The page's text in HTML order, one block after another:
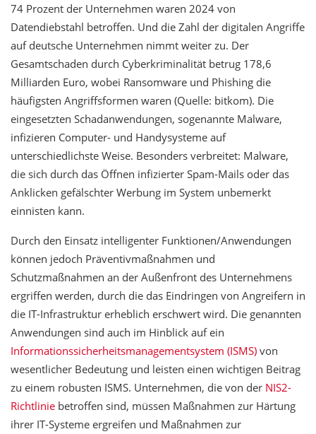
74 Prozent der Unternehmen waren 2024 von
Datendiebstahl betroffen. Und die Zahl der digitalen Angriffe
auf deutsche Unternehmen nimmt weiter zu. Der
Gesamtschaden durch Cyberkriminalität betrug 178,6
Milliarden Euro, wobei Ransomware und Phishing die
häufigsten Angriffsformen waren (Quelle: bitkom). Die
eingesetzten Schadanwendungen, sogenannte Malware,
infizieren Computer- und Handysysteme auf
unterschiedlichste Weise. Besonders verbreitet: Malware,
die sich durch das Öffnen infizierter Spam-Mails oder das
Anklicken gefälschter Werbung im System unbemerkt
einnisten kann.
Durch den Einsatz intelligenter Funktionen/Anwendungen
können jedoch Präventivmaßnahmen und
Schutzmaßnahmen an der Außenfront des Unternehmens
ergriffen werden, durch die das Eindringen von Angreifern in
die IT-Infrastruktur erheblich erschwert wird. Die genannten
Anwendungen sind auch im Hinblick auf ein
Informationssicherheitsmanagementsystem (ISMS) von
wesentlicher Bedeutung und leisten einen wichtigen Beitrag
zu einem robusten ISMS. Unternehmen, die von der NIS2-
Richtlinie betroffen sind, müssen Maßnahmen zur Härtung
ihrer IT-Systeme ergreifen und Maßnahmen zur